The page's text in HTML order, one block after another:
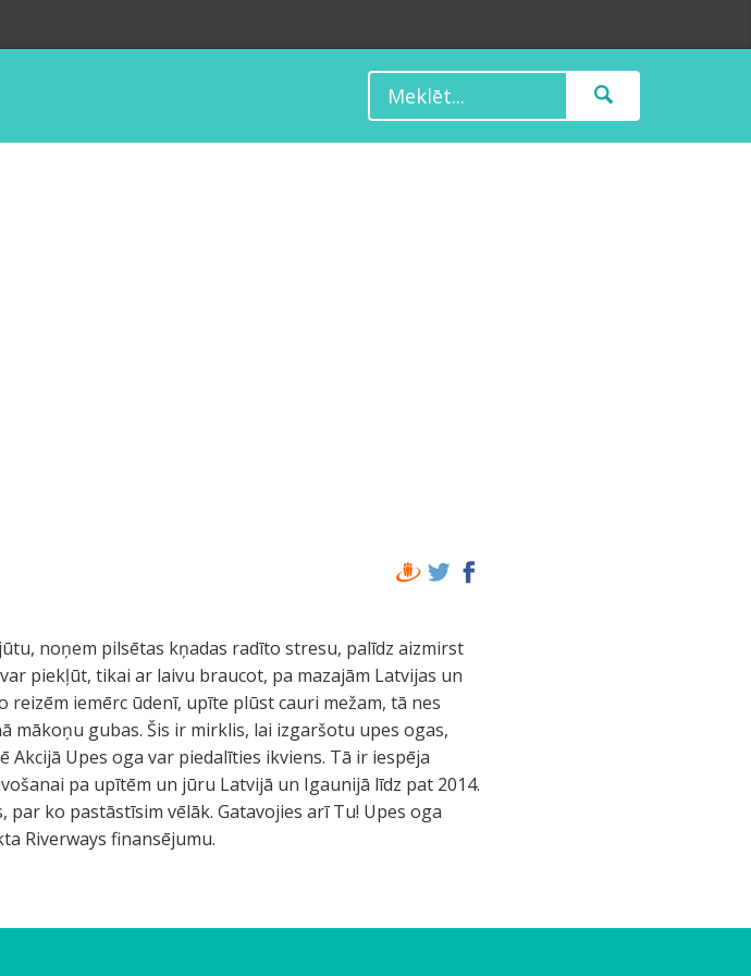
noņem pilsētas kņadas radīto stresu, palīdz aizmirst
piekļūt, tikai ar laivu braucot, pa mazajām Latvijas un
iemērc ūdenī, upīte plūst cauri mežam, tā nes
mākoņu gubas. Šis ir mirklis, lai izgaršotu upes ogas,
Upes oga var piedalīties ikviens. Tā ir iespēja
pa upītēm un jūru Latvijā un Igaunijā līdz pat 2014.
ko pastāstīsim vēlāk. Gatavojies arī Tu! Upes oga
Riverways finansējumu.